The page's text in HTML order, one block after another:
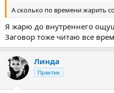
А сколько по времени жарить
Я жарю до внутреннего
Заговор тоже читаю все
Линда
Практик